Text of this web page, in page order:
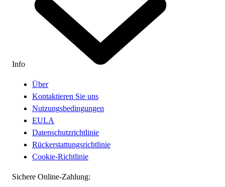
Info
Über
Kontaktieren Sie uns
Nutzungsbedingungen
EULA
Datenschutzrichtlinie
Rückerstattungsrichtlinie
Cookie-Richtlinie
Sichere Online-Zahlung: